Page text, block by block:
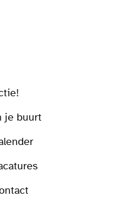
je buurt